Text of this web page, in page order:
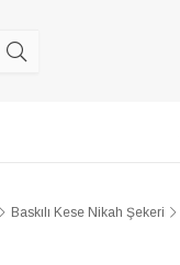
Baskılı Kese Nikah Şekeri